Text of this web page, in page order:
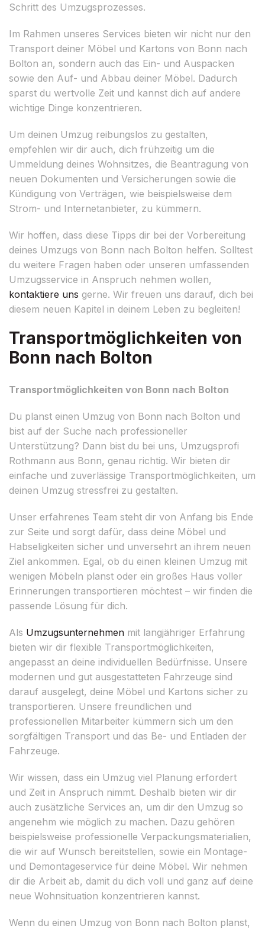
Schritt des Umzugsprozesses.
Im Rahmen unseres Services bieten wir nicht nur den
Transport deiner Möbel und Kartons von Bonn nach
Bolton an, sondern auch das Ein- und Auspacken
sowie den Auf- und Abbau deiner Möbel. Dadurch
sparst du wertvolle Zeit und kannst dich auf andere
wichtige Dinge konzentrieren.
Um deinen Umzug reibungslos zu gestalten,
empfehlen wir dir auch, dich frühzeitig um die
Ummeldung deines Wohnsitzes, die Beantragung von
neuen Dokumenten und Versicherungen sowie die
Kündigung von Verträgen, wie beispielsweise dem
Strom- und Internetanbieter, zu kümmern.
Wir hoffen, dass diese Tipps dir bei der Vorbereitung
deines Umzugs von Bonn nach Bolton helfen. Solltest
du weitere Fragen haben oder unseren umfassenden
Umzugsservice in Anspruch nehmen wollen,
kontaktiere uns gerne. Wir freuen uns darauf, dich bei
diesem neuen Kapitel in deinem Leben zu begleiten!
Transportmöglichkeiten von
Bonn nach Bolton
Transportmöglichkeiten von Bonn nach Bolton
Du planst einen Umzug von Bonn nach Bolton und
bist auf der Suche nach professioneller
Unterstützung? Dann bist du bei uns, Umzugsprofi
Rothmann aus Bonn, genau richtig. Wir bieten dir
einfache und zuverlässige Transportmöglichkeiten, um
deinen Umzug stressfrei zu gestalten.
Unser erfahrenes Team steht dir von Anfang bis Ende
zur Seite und sorgt dafür, dass deine Möbel und
Habseligkeiten sicher und unversehrt an ihrem neuen
Ziel ankommen. Egal, ob du einen kleinen Umzug mit
wenigen Möbeln planst oder ein großes Haus voller
Erinnerungen transportieren möchtest – wir finden die
passende Lösung für dich.
Als Umzugsunternehmen mit langjähriger Erfahrung
bieten wir dir flexible Transportmöglichkeiten,
angepasst an deine individuellen Bedürfnisse. Unsere
modernen und gut ausgestatteten Fahrzeuge sind
darauf ausgelegt, deine Möbel und Kartons sicher zu
transportieren. Unsere freundlichen und
professionellen Mitarbeiter kümmern sich um den
sorgfältigen Transport und das Be- und Entladen der
Fahrzeuge.
Wir wissen, dass ein Umzug viel Planung erfordert
und Zeit in Anspruch nimmt. Deshalb bieten wir dir
auch zusätzliche Services an, um dir den Umzug so
angenehm wie möglich zu machen. Dazu gehören
beispielsweise professionelle Verpackungsmaterialien,
die wir auf Wunsch bereitstellen, sowie ein Montage-
und Demontageservice für deine Möbel. Wir nehmen
dir die Arbeit ab, damit du dich voll und ganz auf deine
neue Wohnsituation konzentrieren kannst.
Wenn du einen Umzug von Bonn nach Bolton planst,